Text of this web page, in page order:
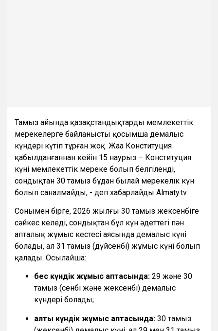
Тамыз айында қазақстандықтарды мемлекеттік
мерекелерге байланысты қосымша демалыс
күндері күтіп тұрған жоқ. Жаңа Конституция
қабылданғаннан кейін 15 наурыз – Конституция
күні мемлекеттік мереке болып белгіленді,
сондықтан 30 тамыз бұдан былай мерекелік күн
болып саналмайды, - деп хабарлайды Almaty.tv.
Сонымен бірге, 2026 жылғы 30 тамыз жексенбіге
сәйкес келеді, сондықтан бұл күн әдеттегі пән
апталық жұмыс кестесі аясында демалыс күні
болады, ал 31 тамыз (дүйсенбі) жұмыс күні болып
қалады. Осылайша:
бес күндік жұмыс аптасында: 29 және 30
тамыз (сенбі және жексенбі) демалыс
күндері болады;
алты күндік жұмыс аптасында: 30 тамыз